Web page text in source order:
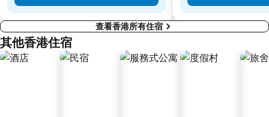
查看香港所有住宿
其他香港住宿